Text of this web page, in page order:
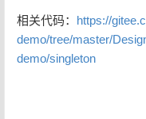
相关代码： https://
demo/tree/master/
demo/singleton